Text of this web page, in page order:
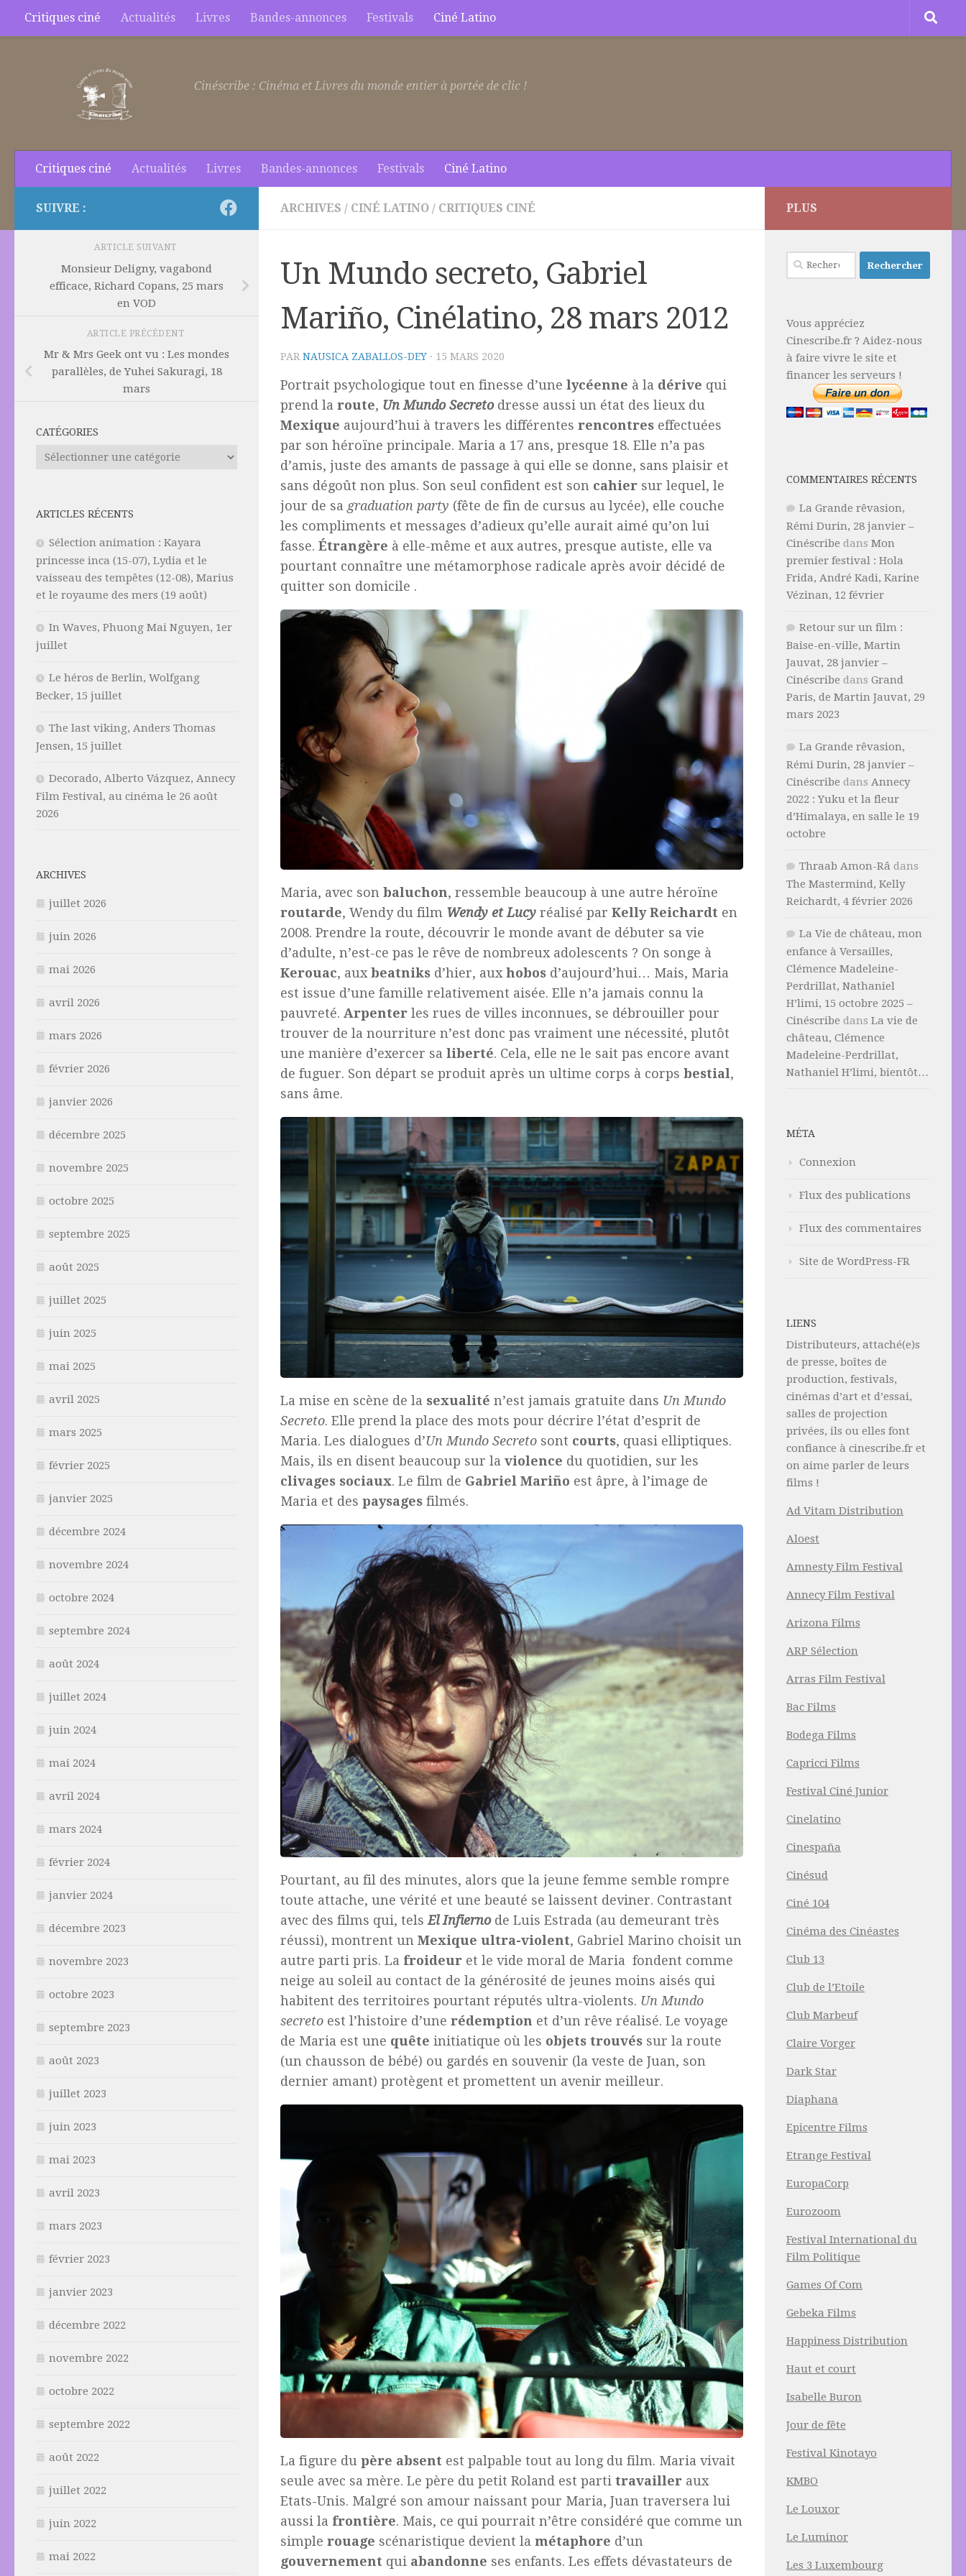
Skip to content
Critiques ciné Actualités Livres Bandes-annonces Festivals Ciné Latino
Cinéscribe : Cinéma et Livres du monde entier à portée de clic !
Critiques ciné Actualités Livres Bandes-annonces Festivals Ciné Latino
ARCHIVES / CINÉ LATINO / CRITIQUES CINÉ
Un Mundo secreto, Gabriel
Mariño, Cinélatino, 28 mars 2012
PAR NAUSICA ZABALLOS-DEY · 15 MARS 2020
Portrait psychologique tout en finesse d’une lycéenne à la dérive qui
prend la route, Un Mundo Secretodresse aussi un état des lieux du
Mexique aujourd’hui à travers les différentes rencontres effectuées
par son héroïne principale. Maria a 17 ans, presque 18. Elle n’a pas
d’amis, juste des amants de passage à qui elle se donne, sans plaisir et
sans dégoût non plus. Son seul confident est son cahier sur lequel, le
jour de sa graduation party (fête de fin de cursus au lycée), elle couche
les compliments et messages d’adieux qu’elle aurait aimé qu’on lui
fasse. Étrangère à elle-même et aux autres, presque autiste, elle va
pourtant connaître une métamorphose radicale après avoir décidé de
quitter son domicile .
Maria, avec son baluchon, ressemble beaucoup à une autre héroïne
routarde, Wendy du film Wendy et Lucy réalisé par Kelly Reichardt en
2008. Prendre la route, découvrir le monde avant de débuter sa vie
d’adulte, n’est-ce pas le rêve de nombreux adolescents ? On songe à
Kerouac, auxbeatniks d’hier, auxhobos d’aujourd’hui… Mais, Maria
est issue d’une famille relativement aisée. Elle n’a jamais connu la
pauvreté. Arpenter les rues de villes inconnues, se débrouiller pour
trouver de la nourriture n’est donc pas vraiment une nécessité, plutôt
une manière d’exercer sa liberté. Cela, elle ne le sait pas encore avant
de fuguer. Son départ se produit après un ultime corps à corps bestial,
sans âme.
La mise en scène de la sexualité n’est jamais gratuite dans Un Mundo
Secreto. Elle prend la place des mots pour décrire l’état d’esprit de
Maria. Les dialogues d’Un Mundo Secreto sont courts, quasi elliptiques.
Mais, ils en disent beaucoup sur la violence du quotidien, sur les
clivages sociaux. Le film de Gabriel Mariño est âpre, à l’image de
Maria et des paysages filmés.
Pourtant, au fil des minutes, alors que la jeune femme semble rompre
toute attache, une vérité et une beauté se laissent deviner. Contrastant
avec des films qui, telsEl Infiernode Luis Estrada (au demeurant très
réussi), montrent un Mexique ultra-violent, Gabriel Marino choisit un
autre parti pris. La froideur et le vide moral de Maria fondent comme
neige au soleil au contact de la générosité de jeunes moins aisés qui
habitent des territoires pourtant réputés ultra-violents. Un Mundo
secreto est l’histoire d’une rédemption et d’un rêve réalisé. Le voyage
de Maria est une quête initiatique où les objets trouvés sur la route
(un chausson de bébé) ou gardés en souvenir (la veste de Juan, son
dernier amant) protègent et promettent un avenir meilleur.
La figure du père absent est palpable tout au long du film. Maria vivait
seule avec sa mère. Le père du petit Roland est parti travailler aux
Etats-Unis. Malgré son amour naissant pour Maria, Juan traversera lui
aussi la frontière. Mais, ce qui pourrait n’être considéré que comme un
simple rouage scénaristique devient la métaphore d’un
gouvernement qui abandonne ses enfants. Les effets dévastateurs de
SUIVRE :
ARTICLE SUIVANT
Monsieur Deligny, vagabond
efficace, Richard Copans, 25 mars
en VOD
ARTICLE PRÉCÉDENT
Mr & Mrs Geek ont vu : Les mondes
parallèles, de Yuhei Sakuragi, 18
mars
CATÉGORIES
Catégories
ARTICLES RÉCENTS
Sélection animation : Kayara
princesse inca (15-07), Lydia et le
vaisseau des tempêtes (12-08), Marius
et le royaume des mers (19 août)
In Waves, Phuong Mai Nguyen, 1er
juillet
Le héros de Berlin, Wolfgang
Becker, 15 juillet
The last viking, Anders Thomas
Jensen, 15 juillet
Decorado, Alberto Vázquez, Annecy
Film Festival, au cinéma le 26 août
2026
ARCHIVES
juillet 2026
juin 2026
mai 2026
avril 2026
mars 2026
février 2026
janvier 2026
décembre 2025
novembre 2025
octobre 2025
septembre 2025
août 2025
juillet 2025
juin 2025
mai 2025
avril 2025
mars 2025
février 2025
janvier 2025
décembre 2024
novembre 2024
octobre 2024
septembre 2024
août 2024
juillet 2024
juin 2024
mai 2024
avril 2024
mars 2024
février 2024
janvier 2024
décembre 2023
novembre 2023
octobre 2023
septembre 2023
août 2023
juillet 2023
juin 2023
mai 2023
avril 2023
mars 2023
février 2023
janvier 2023
décembre 2022
novembre 2022
octobre 2022
septembre 2022
août 2022
juillet 2022
juin 2022
mai 2022
PLUS
Rechercher :
Vous appréciez
Cinescribe.fr ? Aidez-nous
à faire vivre le site et
financer les serveurs !
COMMENTAIRES RÉCENTS
La Grande rêvasion,
Rémi Durin, 28 janvier –
Cinéscribe dans Mon
premier festival : Hola
Frida, André Kadi, Karine
Vézinan, 12 février
Retour sur un film :
Baise-en-ville, Martin
Jauvat, 28 janvier –
Cinéscribe dans Grand
Paris, de Martin Jauvat, 29
mars 2023
La Grande rêvasion,
Rémi Durin, 28 janvier –
Cinéscribe dans Annecy
2022 : Yuku et la fleur
d’Himalaya, en salle le 19
octobre
Thraab Amon-Râ dans
The Mastermind, Kelly
Reichardt, 4 février 2026
La Vie de château, mon
enfance à Versailles,
Clémence Madeleine-
Perdrillat, Nathaniel
H’limi, 15 octobre 2025 –
Cinéscribe dans La vie de
château, Clémence
Madeleine-Perdrillat,
Nathaniel H’limi, bientôt…
MÉTA
Connexion
Flux des publications
Flux des commentaires
Site de WordPress-FR
LIENS
Distributeurs, attaché(e)s
de presse, boîtes de
production, festivals,
cinémas d’art et d’essai,
salles de projection
privées, ils ou elles font
confiance à cinescribe.fr et
on aime parler de leurs
films !
Ad Vitam Distribution
Aloest
Amnesty Film Festival
Annecy Film Festival
Arizona Films
ARP Sélection
Arras Film Festival
Bac Films
Bodega Films
Capricci Films
Festival Ciné Junior
Cinelatino
Cinespaña
Cinésud
Ciné 104
Cinéma des Cinéastes
Club 13
Club de l’Etoile
Club Marbeuf
Claire Vorger
Dark Star
Diaphana
Epicentre Films
Etrange Festival
EuropaCorp
Eurozoom
Festival International du
Film Politique
Games Of Com
Gebeka Films
Happiness Distribution
Haut et court
Isabelle Buron
Jour de fête
Festival Kinotayo
KMBO
Le Louxor
Le Luminor
Les 3 Luxembourg